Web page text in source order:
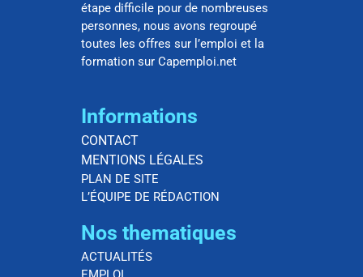
étape difficile pour de nombreuses
personnes, nous avons regroupé
toutes les offres sur l’emploi et la
formation sur Capemploi.net
Informations
CONTACT
MENTIONS LÉGALES
PLAN DE SITE
L’ÉQUIPE DE RÉDACTION
Nos thematiques
ACTUALITÉS